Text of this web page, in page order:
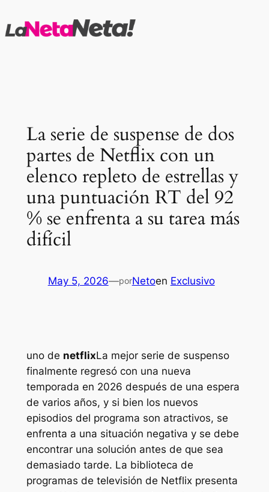
al
La serie de suspense de dos
partes de Netflix con un
elenco repleto de estrellas y
una puntuación RT del 92
% se enfrenta a su tarea más
difícil
May 5, 2026—porNetoen Exclusivo
uno de netflixLa mejor serie de suspenso
finalmente regresó con una nueva
temporada en 2026 después de una espera
de varios años, y si bien los nuevos
episodios del programa son atractivos, se
enfrenta a una situación negativa y se debe
encontrar una solución antes de que sea
demasiado tarde. La biblioteca de
programas de televisión de Netflix presenta